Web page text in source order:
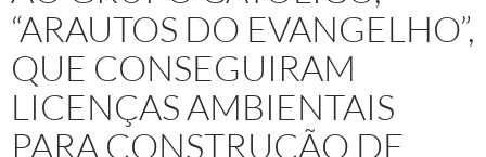
“ARAUTOS DO EVANGELHO”,
QUE CONSEGUIRAM
LICENÇAS AMBIENTAIS
PARA CONSTRUÇÃO DE